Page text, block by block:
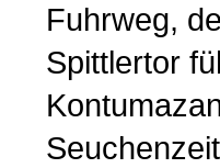
Fuhrweg,
Spittlertor